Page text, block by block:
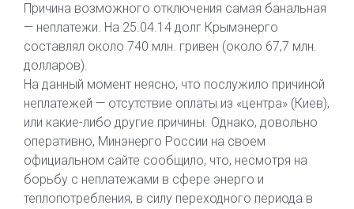
Причина возможного отключения самая банальная
— неплатежи. На 25.04.14 долг Крымэнерго
составлял около 740 млн. гривен (около 67,7 млн.
долларов).
На данный момент неясно, что послужило причиной
неплатежей — отсутствие оплаты из «центра» (Киев),
или какие-либо другие причины. Однако, довольно
оперативно, Минэнерго России на своем
официальном сайте сообщило, что, несмотря на
борьбу с неплатежами в сфере энерго и
теплопотребления, в силу переходного периода в